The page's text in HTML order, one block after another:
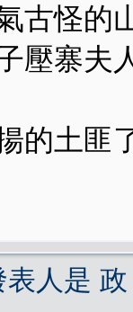
古怪的
壓寨夫
的土匪
表人是 政